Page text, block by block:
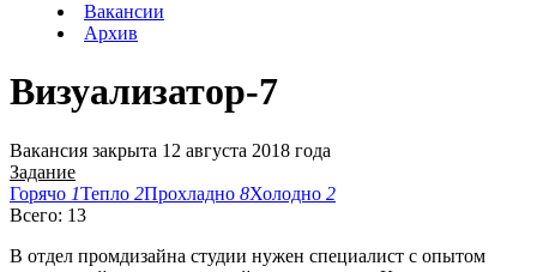
Вакансии
Архив
Визуализатор-7
Вакансия закрыта 12 августа 2018 года
Задание
Горячо 1Тепло 2Прохладно 8Холодно 2
Всего: 13
В отдел промдизайна студии нужен специалист с опытом